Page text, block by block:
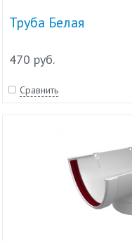
Труба Белая
470 руб.
Сравнить